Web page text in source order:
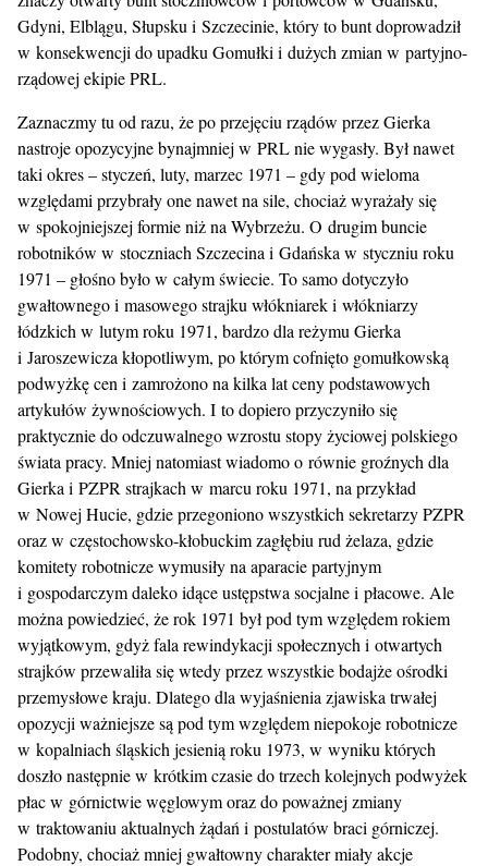
Gdyni, Elblągu, Słupsku i Szczecinie, który to bunt doprowadził
w konsekwencji do upadku Gomułki i dużych zmian w partyjno-
rządowej ekipie PRL.
Zaznaczmy tu od razu, że po przejęciu rządów przez Gierka
nastroje opozycyjne bynajmniej w PRL nie wygasły. Był nawet
taki okres – styczeń, luty, marzec 1971 – gdy pod wieloma
względami przybrały one nawet na sile, chociaż wyrażały się
w spokojniejszej formie niż na Wybrzeżu. O drugim buncie
robotników w stoczniach Szczecina i Gdańska w styczniu roku
1971 – głośno było w całym świecie. To samo dotyczyło
gwałtownego i masowego strajku włókniarek i włókniarzy
łódzkich w lutym roku 1971, bardzo dla reżymu Gierka
i Jaroszewicza kłopotliwym, po którym cofnięto gomułkowską
podwyżkę cen i zamrożono na kilka lat ceny podstawowych
artykułów żywnościowych. I to dopiero przyczyniło się
praktycznie do odczuwalnego wzrostu stopy życiowej polskiego
świata pracy. Mniej natomiast wiadomo o równie groźnych dla
Gierka i PZPR strajkach w marcu roku 1971, na przykład
w Nowej Hucie, gdzie przegoniono wszystkich sekretarzy PZPR
oraz w częstochowsko-kłobuckim zagłębiu rud żelaza, gdzie
komitety robotnicze wymusiły na aparacie partyjnym
i gospodarczym daleko idące ustępstwa socjalne i płacowe. Ale
można powiedzieć, że rok 1971 był pod tym względem rokiem
wyjątkowym, gdyż fala rewindykacji społecznych i otwartych
strajków przewaliła się wtedy przez wszystkie bodajże ośrodki
przemysłowe kraju. Dlatego dla wyjaśnienia zjawiska trwałej
opozycji ważniejsze są pod tym względem niepokoje robotnicze
w kopalniach śląskich jesienią roku 1973, w wyniku których
doszło następnie w krótkim czasie do trzech kolejnych podwyżek
płac w górnictwie węglowym oraz do poważnej zmiany
w traktowaniu aktualnych żądań i postulatów braci górniczej.
Podobny, chociaż mniej gwałtowny charakter miały akcje